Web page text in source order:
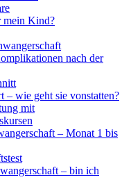
mein Kind?
nach der
– wie geht sie vonstatten?
mit
– Monat 1 bis
– bin ich